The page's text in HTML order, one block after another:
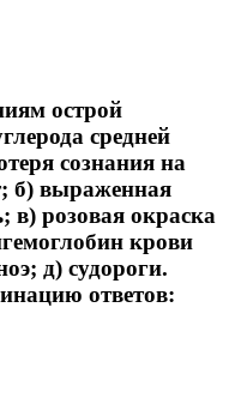
острой
средней
сознания на
б) выраженная
розовая окраска
крови
д) судороги.
ответов: